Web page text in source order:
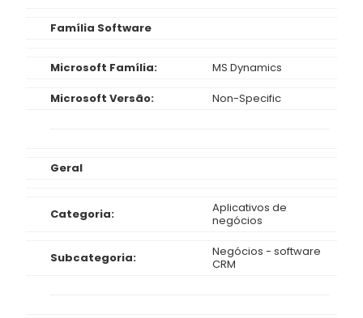
Família Software
Microsoft Família:
MS Dynamics
Microsoft Versão:
Non-Specific
Geral
Categoria:
Aplicativos de
negócios
Subcategoria:
Negócios - software
CRM